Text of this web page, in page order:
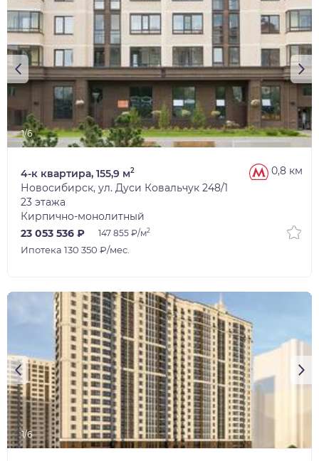
1/6
0,8 км
4-к квартира, 155,9 м2
Новосибирск, ул. Дуси Ковальчук 248/1
23 этажа
Кирпично-монолитный
23 053 536 ₽
147 855 ₽/м2
Ипотека 130 350 ₽/мес.
1/6